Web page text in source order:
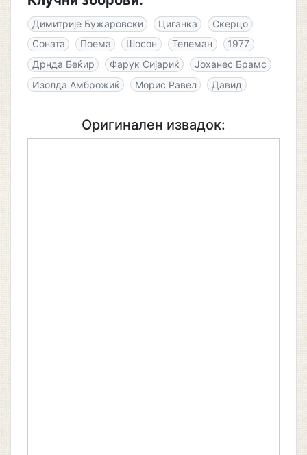
Димитрије Бужаровски Циганка
Скерцо
Соната
Поема Шосон Телеман
1977
Дрнда Беќир
Фарук Сијариќ
Јоханес Брамс
Изолда Амброжиќ
Морис Равел Давид
Оригинален извадок: